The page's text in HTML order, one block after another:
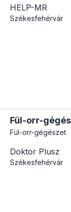
HELP-MR
Székesfehérvár
Fül-orr-
Fül-orr-gégészet
Doktor Plusz
Székesfehérvár